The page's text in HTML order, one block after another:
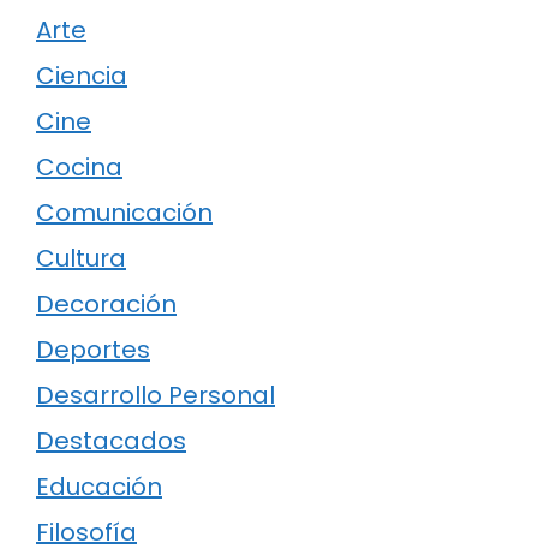
Arte
Ciencia
Cine
Cocina
Comunicación
Cultura
Decoración
Deportes
Desarrollo Personal
Destacados
Educación
Filosofía